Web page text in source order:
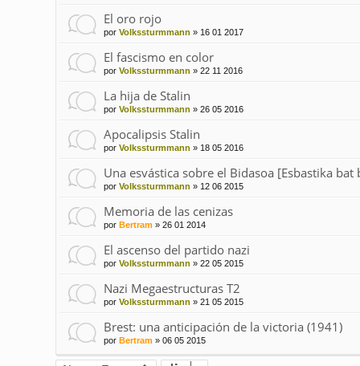
El oro rojo
por Volkssturmmann » 16 01 2017
El fascismo en color
por Volkssturmmann » 22 11 2016
La hija de Stalin
por Volkssturmmann » 26 05 2016
Apocalipsis Stalin
por Volkssturmmann » 18 05 2016
Una esvástica sobre el Bidasoa [Esbastika bat
por Volkssturmmann » 12 06 2015
Memoria de las cenizas
por Bertram» 26 01 2014
El ascenso del partido nazi
por Volkssturmmann » 22 05 2015
Nazi Megaestructuras T2
por Volkssturmmann » 21 05 2015
Brest: una anticipación de la victoria (1941)
por Bertram» 06 05 2015